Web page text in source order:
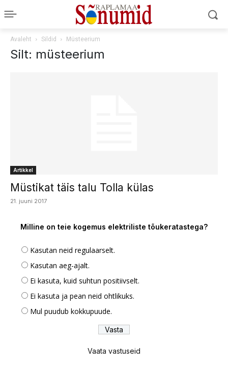
Avaleht Sildid Müsteerium
Silt: müsteerium
Artikkel
Müstikat täis talu Tolla külas
21. juuni 2017
Milline on teie kogemus elektriliste tõukeratastega?
Kasutan neid regulaarselt.
Kasutan aeg-ajalt.
Ei kasuta, kuid suhtun positiivselt.
Ei kasuta ja pean neid ohtlikuks.
Mul puudub kokkupuude.
Vaata vastuseid